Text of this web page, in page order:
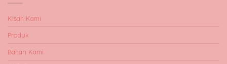
Kisah Kami
Produk
Bahan Kami